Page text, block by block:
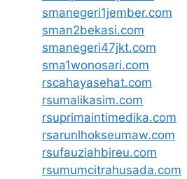
smanegeri1jember.com
sman2bekasi.com
smanegeri47jkt.com
sma1wonosari.com
rscahayasehat.com
rsumalikasim.com
rsuprimaintimedika.com
rsarunlhokseumaw.com
rsufauziahbireu.com
rsumumcitrahusada.com